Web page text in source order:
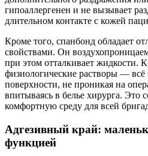
гипоаллергенен и не вызывает
длительном контакте с кожей
Кроме того, спанбонд обладает
свойствами. Он
при этом отталкивает жидкости.
физиологические растворы — всё
поверхности, не проникая на
впитываясь в белье хирурга. Это
комфортную среду для всей
Адгезивный край:
функцией